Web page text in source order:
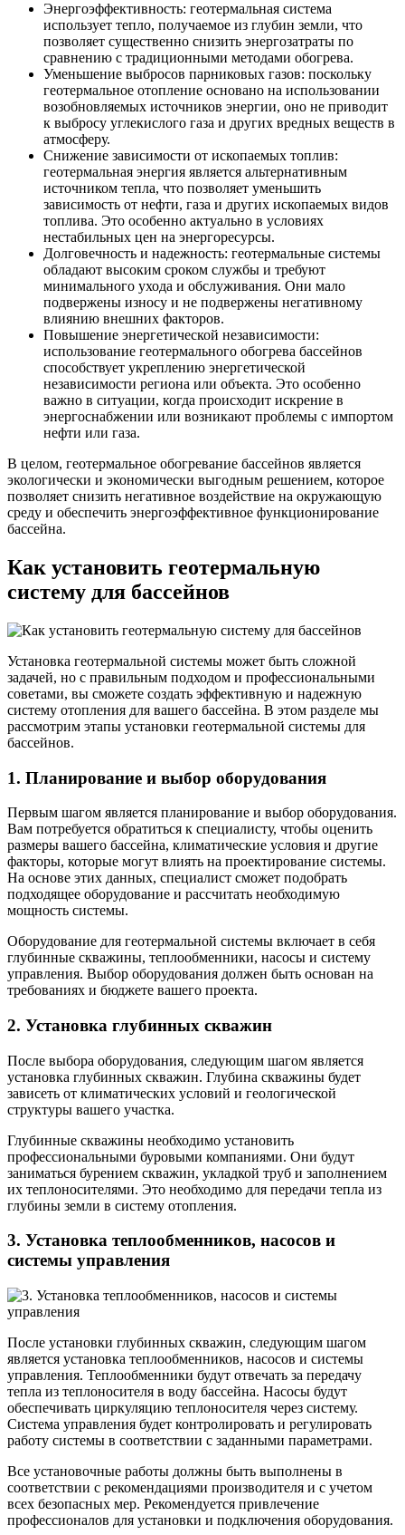
Энергоэффективность: геотермальная система
использует тепло, получаемое из глубин земли, что
позволяет существенно снизить энергозатраты по
сравнению с традиционными методами обогрева.
Уменьшение выбросов парниковых газов: поскольку
геотермальное отопление основано на использовании
возобновляемых источников энергии, оно не приводит
к выбросу углекислого газа и других вредных веществ в
атмосферу.
Снижение зависимости от ископаемых топлив:
геотермальная энергия является альтернативным
источником тепла, что позволяет уменьшить
зависимость от нефти, газа и других ископаемых видов
топлива. Это особенно актуально в условиях
нестабильных цен на энергоресурсы.
Долговечность и надежность: геотермальные системы
обладают высоким сроком службы и требуют
минимального ухода и обслуживания. Они мало
подвержены износу и не подвержены негативному
влиянию внешних факторов.
Повышение энергетической независимости:
использование геотермального обогрева бассейнов
способствует укреплению энергетической
независимости региона или объекта. Это особенно
важно в ситуации, когда происходит искрение в
энергоснабжении или возникают проблемы с импортом
нефти или газа.
В целом, геотермальное обогревание бассейнов является
экологически и экономически выгодным решением, которое
позволяет снизить негативное воздействие на окружающую
среду и обеспечить энергоэффективное функционирование
бассейна.
Как установить геотермальную
систему для бассейнов
Установка геотермальной системы может быть сложной
задачей, но с правильным подходом и профессиональными
советами, вы сможете создать эффективную и надежную
систему отопления для вашего бассейна. В этом разделе мы
рассмотрим этапы установки геотермальной системы для
бассейнов.
1. Планирование и выбор оборудования
Первым шагом является планирование и выбор оборудования.
Вам потребуется обратиться к специалисту, чтобы оценить
размеры вашего бассейна, климатические условия и другие
факторы, которые могут влиять на проектирование системы.
На основе этих данных, специалист сможет подобрать
подходящее оборудование и рассчитать необходимую
мощность системы.
Оборудование для геотермальной системы включает в себя
глубинные скважины, теплообменники, насосы и систему
управления. Выбор оборудования должен быть основан на
требованиях и бюджете вашего проекта.
2. Установка глубинных скважин
После выбора оборудования, следующим шагом является
установка глубинных скважин. Глубина скважины будет
зависеть от климатических условий и геологической
структуры вашего участка.
Глубинные скважины необходимо установить
профессиональными буровыми компаниями. Они будут
заниматься бурением скважин, укладкой труб и заполнением
их теплоносителями. Это необходимо для передачи тепла из
глубины земли в систему отопления.
3. Установка теплообменников, насосов и
системы управления
После установки глубинных скважин, следующим шагом
является установка теплообменников, насосов и системы
управления. Теплообменники будут отвечать за передачу
тепла из теплоносителя в воду бассейна. Насосы будут
обеспечивать циркуляцию теплоносителя через систему.
Система управления будет контролировать и регулировать
работу системы в соответствии с заданными параметрами.
Все установочные работы должны быть выполнены в
соответствии с рекомендациями производителя и с учетом
всех безопасных мер. Рекомендуется привлечение
профессионалов для установки и подключения оборудования.